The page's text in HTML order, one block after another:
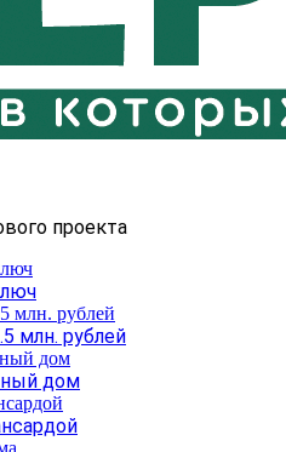
проекта
млн. рублей
дом